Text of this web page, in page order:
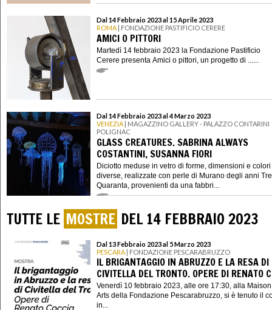
Dal 14 Febbraio 2023 al 15 Aprile 2023
ROMA | FONDAZIONE PASTIFICIO CERERE
AMICI O PITTORI
Martedì 14 febbraio 2023 la Fondazione Pastificio
Cerere presenta Amici o pittori, un progetto di ......
Dal 14 Febbraio 2023 al 4 Marzo 2023
VENEZIA | MAGAZZINO GALLERY - PALAZZO CONTARINI
POLIGNAC
GLASS CREATURES. SABRINA ALWAYS
COSTANTINI, SUSANNA FIORI
Diciotto meduse in vetro di forme, dimensioni e colori
diverse, realizzate con perle di Murano degli anni
Quaranta, provenienti da una fabbri...
TUTTE LE MOSTRE DEL 14 FEBBRAIO 2023
Dal 13 Febbraio 2023 al 5 Marzo 2023
PESCARA | FONDAZIONE PESCARABRUZZO
IL BRIGANTAGGIO IN ABRUZZO E LA RESA DI
CIVITELLA DEL TRONTO. OPERE DI RENATO
Venerdì 10 febbraio 2023, alle ore 17:30, alla
Arts della Fondazione Pescarabruzzo, si è tenuto il
in...